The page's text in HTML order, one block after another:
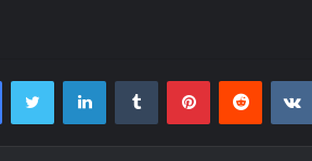
FacebookTwitter LinkedInTumblr PinterestReddit